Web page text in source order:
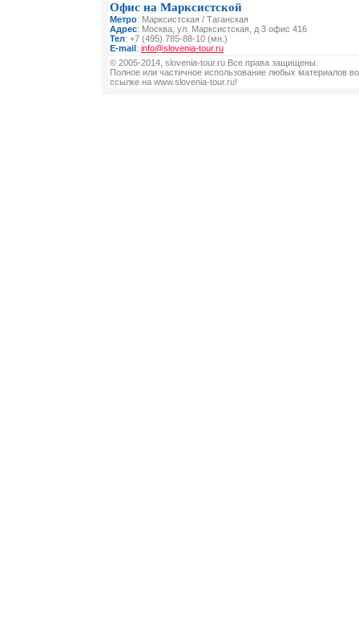
Офис на Марксистской
Метро: Марксистская / Таганская
Адрес: Москва, ул. Марксистская, д 3 офис 416
Тел: +7 (495) 785-88-10 (мн.)
E-mail: info@slovenia-tour.ru
© 2005-2014, slovenia-tour.ru Все права защищены.
Полное или частичное использование любых материалов
ссылке на www.slovenia-tour.ru!